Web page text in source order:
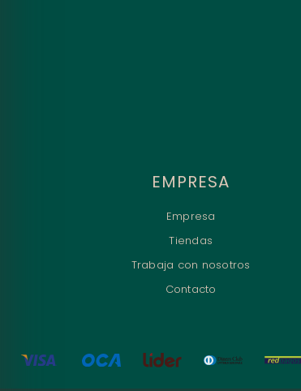
EMPRESA
Empresa
Tiendas
Trabaja con nosotros
Contacto